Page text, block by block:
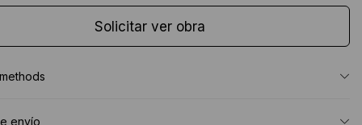
Solicitar ver obra
envío